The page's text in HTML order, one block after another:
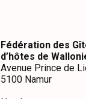
Fédération des
d’hôtes de
Avenue Prince de
5100 Namur